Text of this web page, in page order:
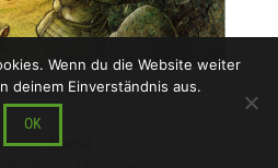
Kunst
Wenn du die Website weiter
deinem Einverständnis aus.
OK